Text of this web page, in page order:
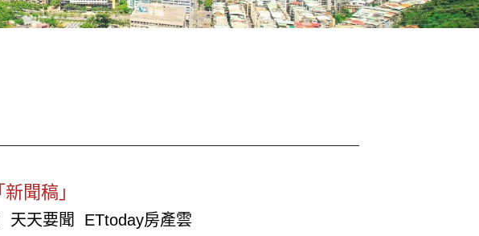
聞稿」
天天要聞 ETtoday房產雲